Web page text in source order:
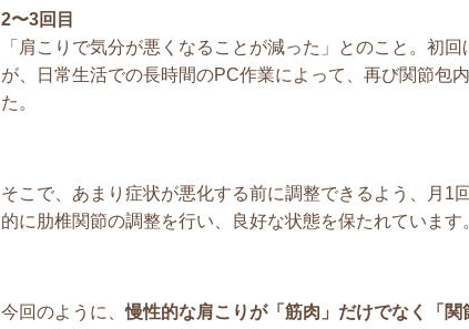
2〜3回目
「肩こりで気分が悪くなることが減った」とのこと。初
が、日常生活での長時間のPC作業によって、再び関節包
た。
そこで、あまり症状が悪化する前に調整できるよう、月1
的に肋椎関節の調整を行い、良好な状態を保たれています
今回のように、慢性的な肩こりが「筋肉」だけでなく「